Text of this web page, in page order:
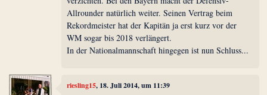
Allrounder natürlich weiter. Seinen Vertrag beim
Rekordmeister hat der Kapitän ja erst kurz vor der
WM sogar bis 2018 verlängert.
In der Nationalmannschaft hingegen ist nun Schluss...
riesling15, 18. Juli 2014, um 11:39